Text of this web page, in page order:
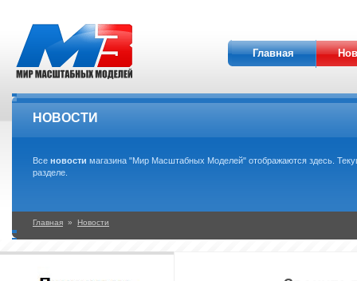
Главная
НОВОСТИ
Все новости магазина "Мир Масштабных Моделей" отображаются здесь.
разделе.
Главная » Новости